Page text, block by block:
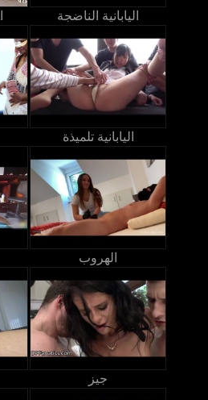
اليابانية الناضجة
اليابانية تلميذة
الهروب
جيز